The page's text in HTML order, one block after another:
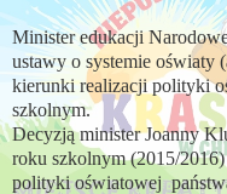
Minister edukacji
ustawy o systemie oświaty
kierunki realizacji polityki
szkolnym.
Decyzją minister Joanny
roku szkolnym (2015/
polityki oświatowej